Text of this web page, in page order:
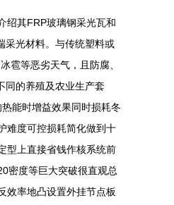
绍其FRP玻璃钢采光瓦和
采光材料。与传统塑料或
雹等恶劣天气，且防腐、
同的养殖及农业生产套
能时增益效果同时损耗冬
难度可控损耗简化做到十
型上直接省钱作核系统前
密度等巨大突破很直观总
效率地凸设置外挂节点板